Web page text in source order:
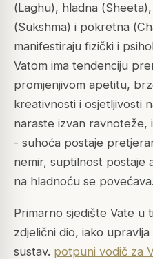
(Laghu), hladna (Sheeta
(Sukshma) i pokretna (
manifestiraju fizički i
Vatom ima tendenciju
promjenjivom apetitu,
kreativnosti i osjetljivosti
naraste izvan ravnoteže,
- suhoća postaje
nemir, suptilnost postaje
na hladnoću se povećava.
Primarno sjedište Vate u
zdjelični dio, iako
sustav. potpuni vodič za